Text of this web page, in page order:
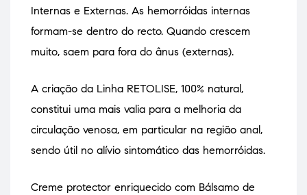
Internas e Externas. As hemorróidas internas
formam-se dentro do recto. Quando crescem
muito, saem para fora do ânus (externas).
A criação da Linha RETOLISE, 100% natural,
constitui uma mais valia para a melhoria da
circulação venosa, em particular na região anal,
sendo útil no alívio sintomático das hemorróidas.
Creme protector enriquecido com Bálsamo de